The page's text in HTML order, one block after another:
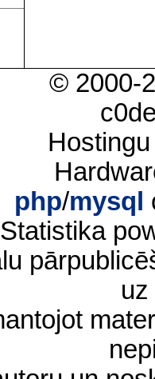
© 2000-
php/mysql
Statistika